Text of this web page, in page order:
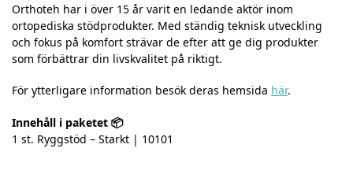
Orthoteh har i över 15 år varit en ledande aktör inom
ortopediska stödprodukter. Med ständig teknisk utveckling
och fokus på komfort strävar de efter att ge dig produkter
som förbättrar din livskvalitet på riktigt.
För ytterligare information besök deras hemsida här.
Innehåll i paketet 📦
1 st. Ryggstöd – Starkt | 10101